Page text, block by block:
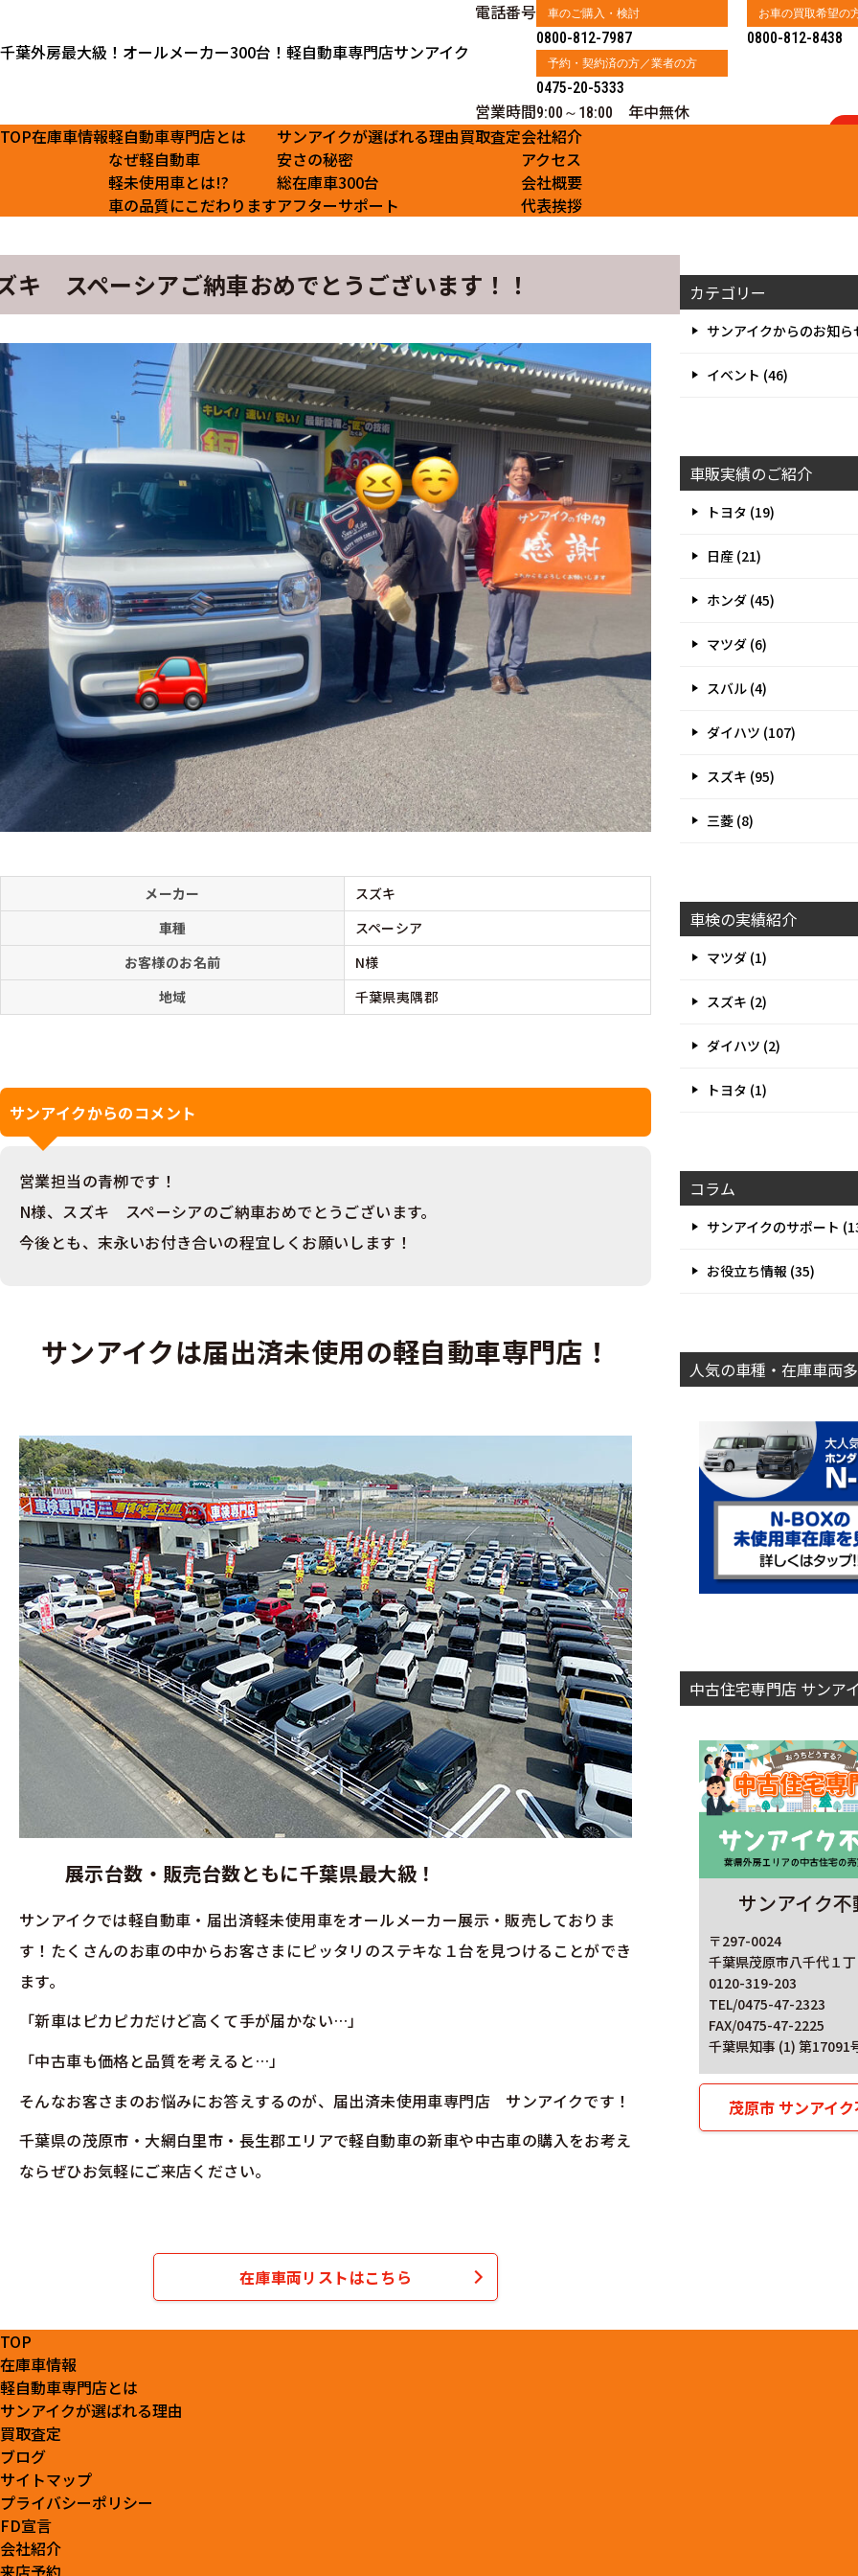
千葉外房最大級！オールメーカー300台！軽自動車専門店サンアイク
電話番号 車のご購入・検討
0800-812-7987
お車の買取希望の
0800-812-8438
予約・契約済の方／業者の方
0475-20-5333
営業時間9:00～18:00
年中無休
TOP在庫車情報軽自動車専門店とは
なぜ軽自動車
軽未使用車とは!?
車の品質にこだわります
サンアイクが選ばれる理由
安さの秘密
総在庫車300台
アフターサポート
買取査定会社紹介
アクセス
会社概要
代表挨拶
キ スペーシアご納車おめでとうございます！！
メーカー
スズキ
車種
スペーシア
お客様のお名前
N様
地域
千葉県夷隅郡
サンアイクからのコメント
営業担当の青栁です！
N様、スズキ スペーシアのご納車おめでとうございます。
今後とも、末永いお付き合いの程宜しくお願いします！
サンアイクは届出済未使用の軽自動車専門店！
展示台数・販売台数ともに千葉県最大級！
サンアイクでは軽自動車・届出済軽未使用車をオールメーカー展示・販売しておりま
す！たくさんのお車の中からお客さまにピッタリのステキな１台を見つけることができ
ます。
「新車はピカピカだけど高くて手が届かない…」
「中古車も価格と品質を考えると…」
そんなお客さまのお悩みにお答えするのが、届出済未使用車専門店 サンアイクです！
千葉県の茂原市・大網白里市・長生郡エリアで軽自動車の新車や中古車の購入をお考え
ならぜひお気軽にご来店ください。
在庫車両リストはこちら
カテゴリー
サンアイクからのお知ら
イベント (46)
車販実績のご紹介
トヨタ (19)
日産 (21)
ホンダ (45)
マツダ (6)
スバル (4)
ダイハツ (107)
スズキ (95)
三菱 (8)
車検の実績紹介
マツダ (1)
スズキ (2)
ダイハツ (2)
トヨタ (1)
コラム
サンアイクのサポート
お役立ち情報 (35)
人気の車種・在庫車両
中古住宅専門店 サンア
サンアイク不
〒297-0024
千葉県茂原市八千代１
0120-319-203
TEL/0475-47-2323
FAX/0475-47-2225
千葉県知事 (1) 第17091
茂原市 サンアイ
TOP
在庫車情報
軽自動車専門店とは
サンアイクが選ばれる理由
買取査定
ブログ
サイトマップ
プライバシーポリシー
FD宣言
会社紹介
来店予約